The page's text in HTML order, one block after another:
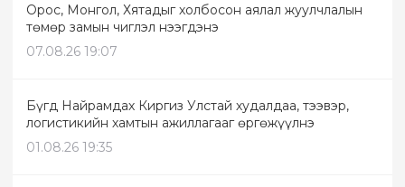
Орос, Монгол, Хятадыг холбосон аялал жуулчлалын
төмөр замын чиглэл нээгдэнэ
07.08.26 19:07
Бүгд Найрамдах Киргиз Улстай худалдаа, тээвэр,
логистикийн хамтын ажиллагааг өргөжүүлнэ
01.08.26 19:35